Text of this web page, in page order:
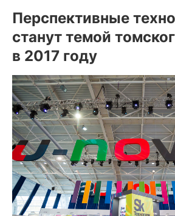
Перспективные
станут темой
в 2017 году